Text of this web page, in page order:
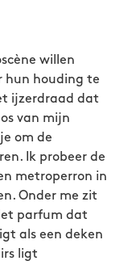
willen
hun houding te
ijzerdraad dat
van mijn
om de
Ik probeer de
metroperron in
Onder me zit
parfum dat
als een deken
ligt